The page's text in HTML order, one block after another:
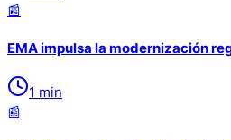
📰
EMA impulsa la modernización
1 min
📰